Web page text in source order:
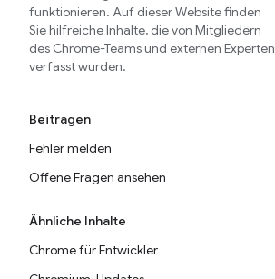
funktionieren. Auf dieser Website finden
Sie hilfreiche Inhalte, die von Mitgliedern
des Chrome-Teams und externen Experten
verfasst wurden.
Beitragen
Fehler melden
Offene Fragen ansehen
Ähnliche Inhalte
Chrome für Entwickler